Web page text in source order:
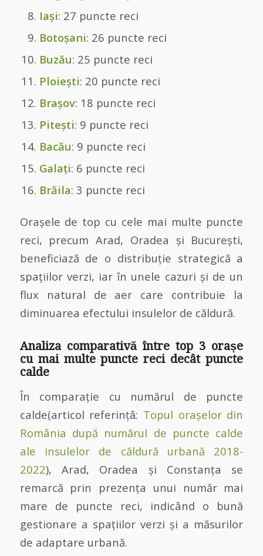
Iași: 27 puncte reci
Botoșani: 26 puncte reci
Buzău: 25 puncte reci
Ploiești: 20 puncte reci
Brașov: 18 puncte reci
Pitești: 9 puncte reci
Bacău: 9 puncte reci
Galați: 6 puncte reci
Brăila: 3 puncte reci
Orașele de top cu cele mai multe puncte
reci, precum Arad, Oradea și București,
beneficiază de o distribuție strategică a
spațiilor verzi, iar în unele cazuri și de un
flux natural de aer care contribuie la
diminuarea efectului insulelor de căldură.
Analiza comparativă între top 3 orașe
cu mai multe puncte reci decât puncte
calde
În comparație cu numărul de puncte
calde(articol referințǎ: Topul orașelor din
România după numărul de puncte calde
ale insulelor de căldură urbană 2018-
2022), Arad, Oradea și Constanța se
remarcă prin prezența unui număr mai
mare de puncte reci, indicând o bună
gestionare a spațiilor verzi și a măsurilor
de adaptare urbană.